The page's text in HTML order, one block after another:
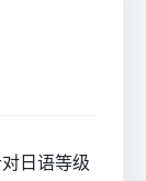
日语等级